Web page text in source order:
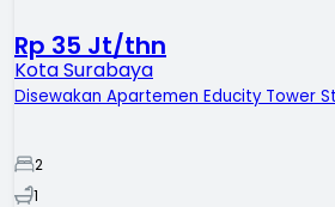
Rp 35 Jt/thn
Kota Surabaya
Disewakan Apartemen Educity Tower
2
1